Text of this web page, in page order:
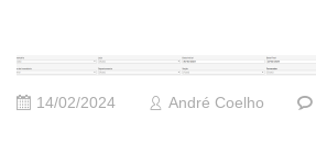
14/02/2024 André Coelho